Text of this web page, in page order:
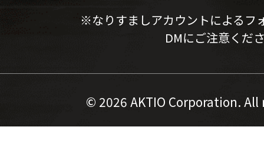
※なりすましアカウントによるフ
DMにご注意くだ
© 2026 AKTIO Corporation.